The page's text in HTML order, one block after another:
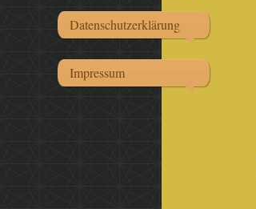
Datenschutzerklärung
Impressum